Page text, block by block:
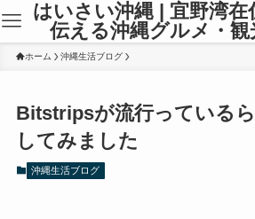
はいさい沖縄 | 宜野湾在
伝える沖縄グルメ・観
ホーム 沖縄生活ブログ
Bitstripsが流行っている
してみました
沖縄生活ブログ